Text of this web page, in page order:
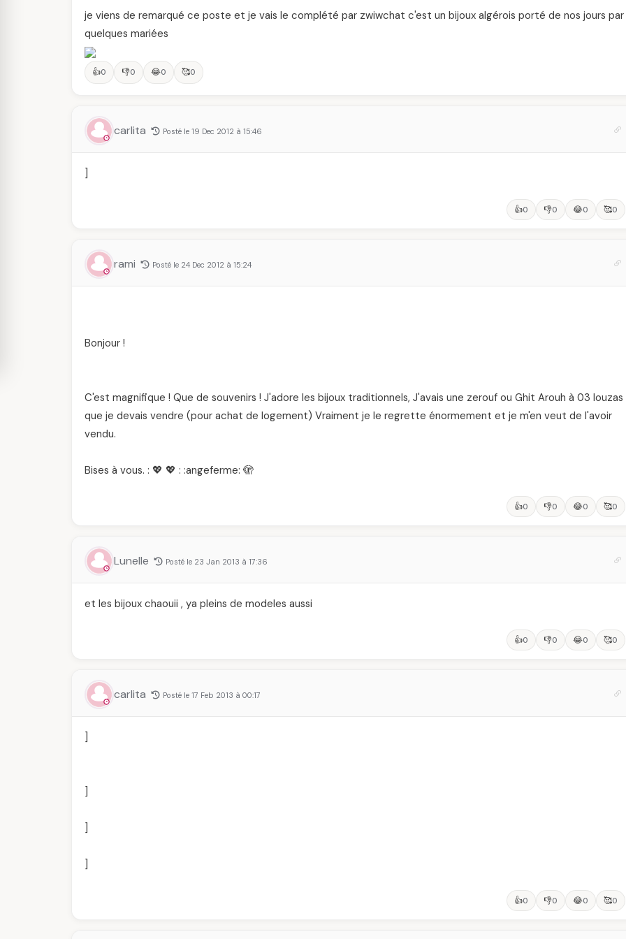
je viens de remarqué ce poste et je vais le complété par zwiwchat c'est un bijoux algérois porté de nos jours par
quelques mariées
👍0 👎0 😂0 🥰0
carlita Posté le 19 Dec 2012 à 15:46
👍0 👎0 😂0 🥰0
rami Posté le 24 Dec 2012 à 15:24
Bonjour !
C'est magnifique ! Que de souvenirs ! J'adore les bijoux traditionnels, J'avais une zerouf ou Ghit Arouh à 03 louzas
que je devais vendre (pour achat de logement) Vraiment je le regrette énormement et je m'en veut de l'avoir
vendu.
Bises à vous. : 💖 💖 : :angeferme: 🫣
👍0 👎0 😂0 🥰0
Lunelle Posté le 23 Jan 2013 à 17:36
et les bijoux chaouii , ya pleins de modeles aussi
👍0 👎0 😂0 🥰0
carlita Posté le 17 Feb 2013 à 00:17
👍0 👎0 😂0 🥰0